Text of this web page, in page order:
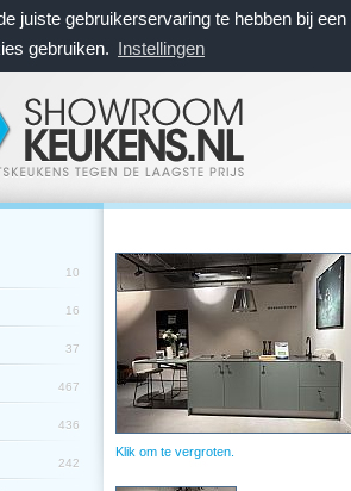
juiste gebruikerservaring te hebben bij
gebruiken. Instellingen
10
16
37
467
436
242
Klik om te vergroten.